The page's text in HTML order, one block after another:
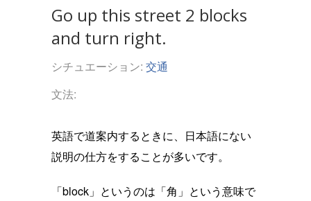
Go up this street 2 blocks
and turn right.
シチュエーション: 交通
文法:
英語で道案内するときに、日本語にない
説明の仕方をすることが多いです。
「block」というのは「角」という意味で